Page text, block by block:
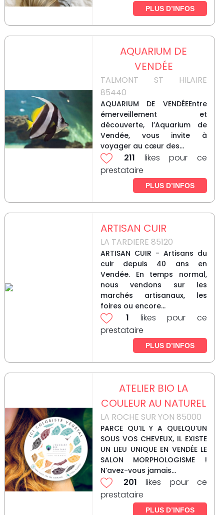
PLUS D’INFOS
AQUARIUM DE
VENDÉE
TALMONT ST HILAIRE
85440
AQUARIUM DE VENDÉEEntre
émerveillement et
découverte, l’Aquarium de
Vendée, vous invite à
voyager au cœur des...
211 likes pour ce
prestataire
PLUS D’INFOS
ARTISAN CUIR
LA TARDIERE 85120
ARTISAN CUIR - Artisans du
cuir depuis 40 ans en
Vendée. En temps normal,
nous vendons sur les
marchés artisanaux, les
foires ou encore...
1 likes pour ce
prestataire
PLUS D’INFOS
ATELIER BIO LA
COULEUR AU NATUREL
LA ROCHE SUR YON 85000
PARCE QU’IL Y A QUELQU’UN
SOUS VOS CHEVEUX, IL EXISTE
UN LIEU UNIQUE EN VENDÉE LE
SALON MORPHOLOGISME !
N’avez-vous jamais...
201 likes pour ce
prestataire
PLUS D’INFOS